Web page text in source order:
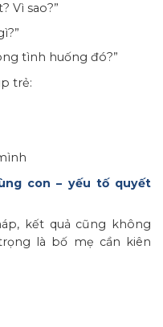
Vì sao?”
tình huống đó?”
trẻ:
con – yếu tố quyết
kết quả cũng không
là bố mẹ cần kiên